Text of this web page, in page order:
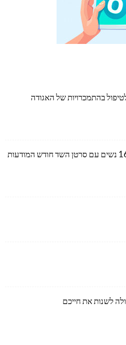
בהתמכרויות של האגודה
מדי יום מאובחנות בישראל כ-16 נשים עם סרטן השד חודש המודעות